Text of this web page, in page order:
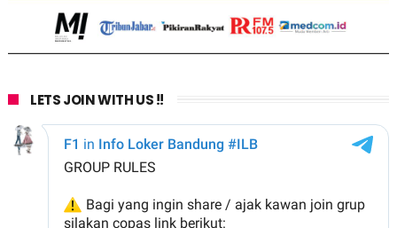
LETS JOIN WITH US !!